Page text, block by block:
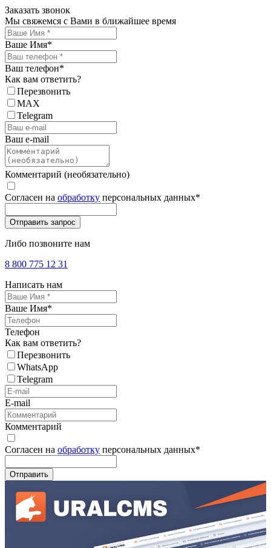
Заказать звонок
Мы свяжемся с Вами в ближайшее время
Ваше Имя*
Ваш телефон*
Как вам ответить?
Перезвонить
MAX
Telegram
Ваш e-mail
Комментарий (необязательно)
Согласен на обработку персональных данных*
Либо позвоните нам
8 800 775 12 31
Написать нам
Ваше Имя*
Телефон
Как вам ответить?
Перезвонить
WhatsApp
Telegram
E-mail
Комментарий
Согласен на обработку персональных данных*